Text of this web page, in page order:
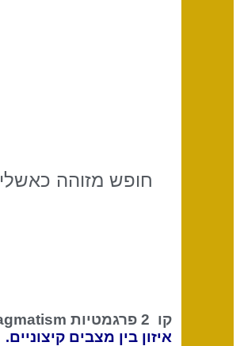
חופש מזוהה
קו 2
פרגמטיות Pragmatism
איזון בין מצבים קיצוניים.